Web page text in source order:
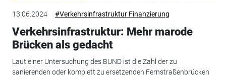
13.06.2024 #Verkehrsinfrastruktur Finanzierung
Verkehrsinfrastruktur: Mehr marode
Brücken als gedacht
Laut einer Untersuchung des BUND ist die Zahl der zu
sanierenden oder komplett zu ersetzenden Fernstraßenbrücken